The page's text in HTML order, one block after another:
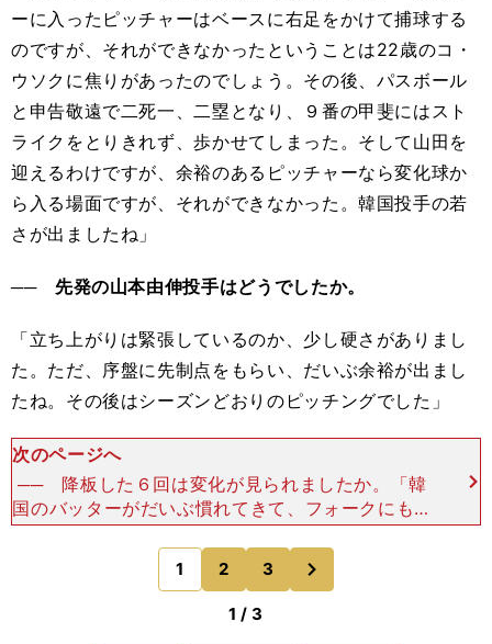
ーに入ったピッチャーはベースに右足をかけて捕球する
のですが、それができなかったということは22歳のコ・
ウソクに焦りがあったのでしょう。その後、パスボール
と申告敬遠で二死一、二塁となり、９番の甲斐にはスト
ライクをとりきれず、歩かせてしまった。そして山田を
迎えるわけですが、余裕のあるピッチャーなら変化球か
ら入る場面ですが、それができなかった。韓国投手の若
さが出ましたね」
── 先発の山本由伸投手はどうでしたか。
「立ち上がりは緊張しているのか、少し硬さがありまし
た。ただ、序盤に先制点をもらい、だいぶ余裕が出まし
たね。その後はシーズンどおりのピッチングでした」
次のページへ
── 降板した６回は変化が見られましたか。「韓
国のバッターがだいぶ慣れてきて、フォークにもつ
いてきました。それと山本自身にも疲れが出てきた
と思います。１点を返されて、なおも無死一、三塁
の場面では追い
1 2 3
1 / 3